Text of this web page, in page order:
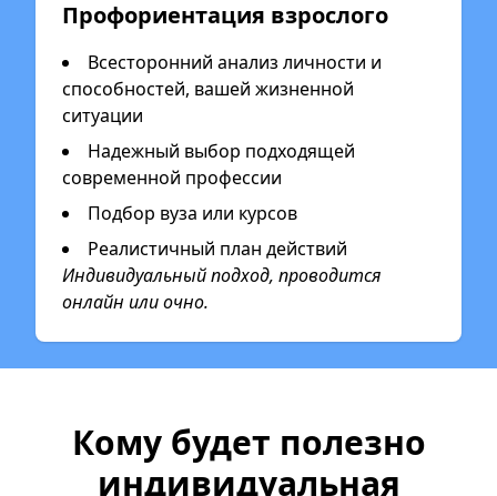
Профориентация взрослого
Всесторонний анализ личности и
способностей, вашей жизненной
ситуации
Надежный выбор подходящей
современной профессии
Подбор вуза или курсов
Реалистичный план действий
Индивидуальный подход, проводится
онлайн или очно.
Кому будет полезно
индивидуальная